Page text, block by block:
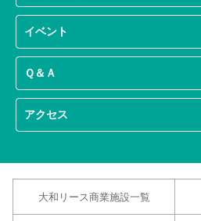
イベント
Ｑ＆Ａ
アクセス
大和リース商業施設一覧